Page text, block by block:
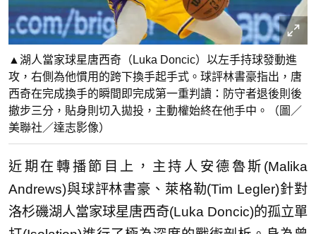
▲湖人當家球星唐西奇（Luka Doncic）以左手持球發動進
攻，右側為他慣用的跨下換手起手式。球評林書豪指出，唐
西奇在完成換手的瞬間即完成第一重判讀：防守者退後則後
撤步三分，貼身則切入拋投，主動權始終在他手中。（圖／
美聯社／達志影像）
近期在轉播節目上，主持人安德魯斯(Malika
Andrews)與球評林書豪、萊格勒(Tim Legler)針對
洛杉磯湖人當家球星唐西奇(Luka Doncic)的孤立單